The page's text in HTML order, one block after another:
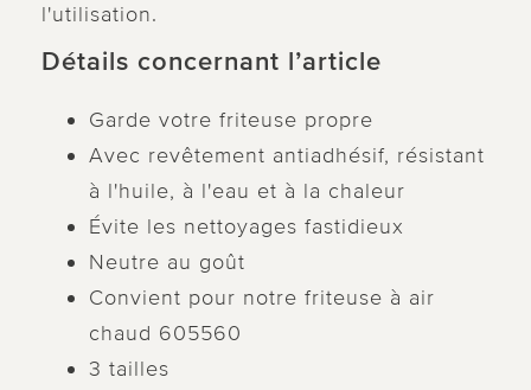
l'utilisation.
Détails concernant l’article
Garde votre friteuse propre
Avec revêtement antiadhésif, résistant
à l'huile, à l'eau et à la chaleur
Évite les nettoyages fastidieux
Neutre au goût
Convient pour notre friteuse à air
chaud 605560
3 tailles